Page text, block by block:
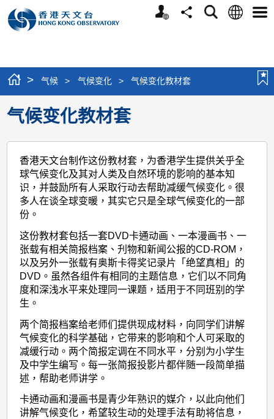
个
分
搜
语
选
> 气候 > 气候变化 > 气候变化教材套
气候变化教材套
香港天文台制作这份教材套，为香港学生提供关乎全
球气候变化及其对人类及自然环境的影响的基本知
识，并鼓励所有人采取行动去帮助减缓气候变化。很
多人在谈全球变暖，其实它只是全球气候变化的一部
份。
这份教材套包括一套DVD卡通动画、一本漫画书、一
张载有相关简报档案、刋物和新闻公报的CD-ROM，
以及另外一张载有奥斯卡得奖记录片「绝望真相」的
DVD。虽然各组件有相同的主题信息，它们以不同角
度和深浅水平来处理同一课题，适用于不同班别的学
生。
两个简报档案给老师们提供现成材料，向同学们讲解
气候变化的科学基础，它带来的影响和个人可采取的
减缓行动。两个简报定调在不同水平，分别为小学生
及中学生编写。每一张简报投影片都伴随一段简单描
述，帮助老师讲学。
卡通动画和漫画书是青少年熟识的媒介，以此向他们
讲解气候变化，希望较生动的处理手法有助将信息，